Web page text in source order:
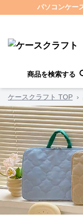
パソコンケー
商品を検索する
ケースクラフト TOP ›